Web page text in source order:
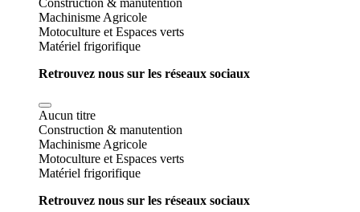
Construction & manutention
Machinisme Agricole
Motoculture et Espaces verts
Matériel frigorifique
Retrouvez nous sur les réseaux sociaux
Aucun titre
Construction & manutention
Machinisme Agricole
Motoculture et Espaces verts
Matériel frigorifique
Retrouvez nous sur les réseaux sociaux